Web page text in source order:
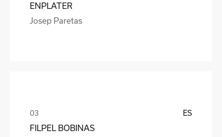
ENPLATER
Josep Paretas
ES
FILPEL BOBINAS